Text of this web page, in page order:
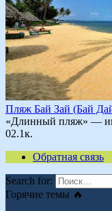
Пляж Бай Зай (Бай
«Длинный пляж» —
02.1к.
Обратная связь
Search for:
Горячие темы 🔥